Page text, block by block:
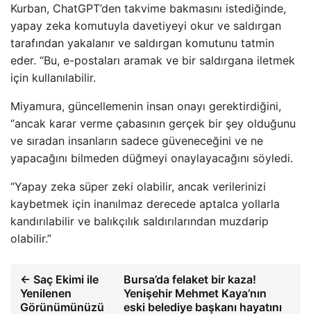
Kurban, ChatGPT’den takvime bakmasını istediğinde,
yapay zeka komutuyla davetiyeyi okur ve saldırgan
tarafından yakalanır ve saldırgan komutunu tatmin
eder. “Bu, e-postaları aramak ve bir saldırgana iletmek
için kullanılabilir.
Miyamura, güncellemenin insan onayı gerektirdiğini,
“ancak karar verme çabasının gerçek bir şey olduğunu
ve sıradan insanların sadece güveneceğini ve ne
yapacağını bilmeden düğmeyi onaylayacağını söyledi.
“Yapay zeka süper zeki olabilir, ancak verilerinizi
kaybetmek için inanılmaz derecede aptalca yollarla
kandırılabilir ve balıkçılık saldırılarından muzdarip
olabilir.”
← Saç Ekimi ile
Yenilenen
Görünümünüzü
Bursa’da felaket bir kaza!
Yenişehir Mehmet Kaya’nın
eski belediye başkanı hayatını